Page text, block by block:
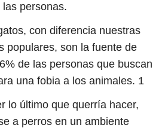
personas.
con diferencia nuestras
populares, son la fuente de
de las personas que buscan
una fobia a los animales. 1
lo último que querría hacer,
a perros en un ambiente